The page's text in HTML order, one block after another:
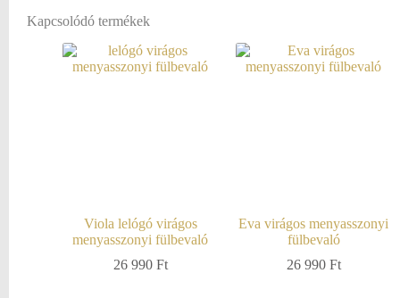
Kapcsolódó termékek
Viola lelógó virágos
menyasszonyi fülbevaló
26 990 Ft
Eva virágos menyasszonyi
fülbevaló
26 990 Ft